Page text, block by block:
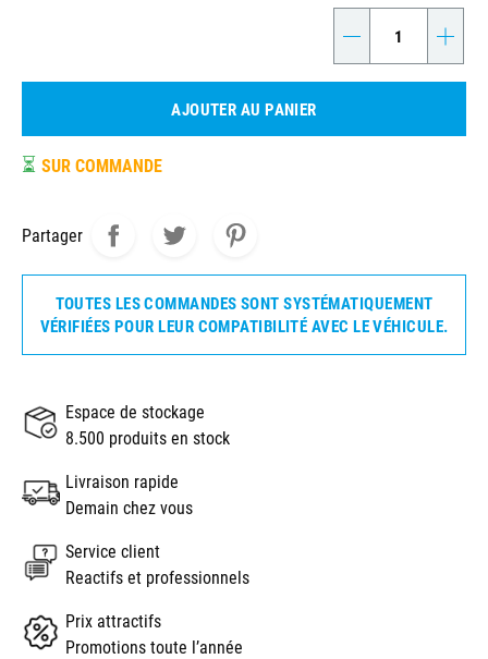
- +
AJOUTER AU PANIER
⏳ SUR COMMANDE
Partager
TOUTES LES COMMANDES SONT SYSTÉMATIQUEMENT
VÉRIFIÉES POUR LEUR COMPATIBILITÉ AVEC LE VÉHICULE.
Espace de stockage
8.500 produits en stock
Livraison rapide
Demain chez vous
Service client
Reactifs et professionnels
Prix attractifs
Promotions toute l’année